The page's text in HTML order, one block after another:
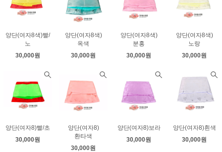
양단(여자8색)빨/
노
30,000원
양단(여자8색)
옥색
30,000원
양단(여자8색)
분홍
30,000원
양단(여자8색)
노랑
30,000원
양단(여자8)빨/초
30,000원
양단(여자8)
환타색
30,000원
양단(여자8)보라
30,000원
양단(여자8)흰색
30,000원